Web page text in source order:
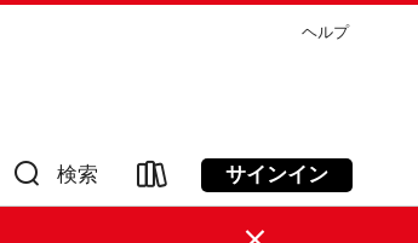
ヘルプ
検索 サインイン